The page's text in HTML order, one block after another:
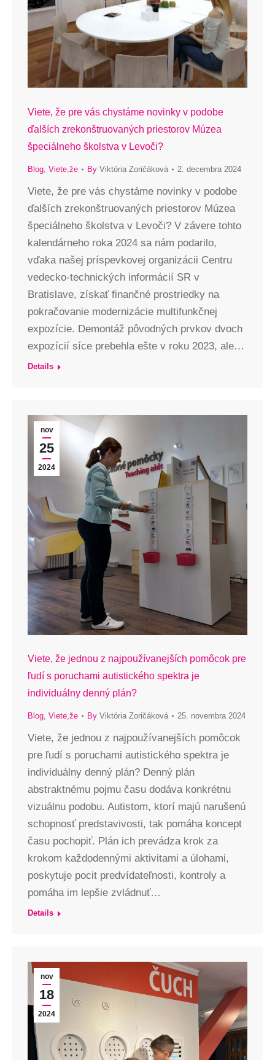
Viete, že pre vás chystáme novinky v podobe
ďalších zrekonštruovaných priestorov Múzea
špeciálneho školstva v Levoči?
Blog, Viete,že By Viktória Zoričáková 2. decembra 2024
Viete, že pre vás chystáme novinky v podobe
ďalších zrekonštruovaných priestorov Múzea
špeciálneho školstva v Levoči? V závere tohto
kalendárneho roka 2024 sa nám podarilo,
vďaka našej príspevkovej organizácii Centru
vedecko-technických informácií SR v
Bratislave, získať finančné prostriedky na
pokračovanie modernizácie multifunkčnej
expozície. Demontáž pôvodných prvkov dvoch
expozícií síce prebehla ešte v roku 2023, ale…
Details
nov
25
2024
Viete, že jednou z najpoužívanejších pomôcok pre
ľudí s poruchami autistického spektra je
individuálny denný plán?
Blog, Viete,že By Viktória Zoričáková 25. novembra 2024
Viete, že jednou z najpoužívanejších pomôcok
pre ľudí s poruchami autistického spektra je
individuálny denný plán? Denný plán
abstraktnému pojmu času dodáva konkrétnu
vizuálnu podobu. Autistom, ktorí majú narušenú
schopnosť predstavivosti, tak pomáha koncept
času pochopiť. Plán ich prevádza krok za
krokom každodennými aktivitami a úlohami,
poskytuje pocit predvídateľnosti, kontroly a
pomáha im lepšie zvládnuť…
Details
nov
18
2024